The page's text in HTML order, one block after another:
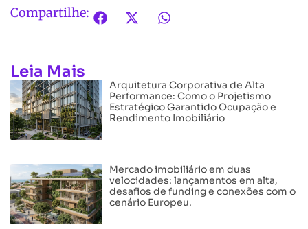
Compartilhe:
Leia Mais
Arquitetura Corporativa de Alta
Performance: Como o Projetismo
Estratégico Garantido Ocupação e
Rendimento Imobiliário
Mercado imobiliário em duas
velocidades: lançamentos em alta,
desafios de funding e conexões com o
cenário Europeu.